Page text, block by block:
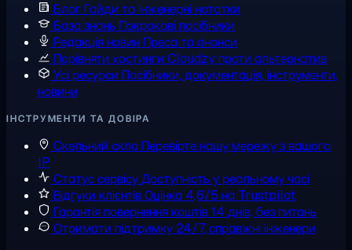
Блог Гайди та інженерні нотатки
База знань Покрокові посібники
Редакція новин Преса та анонси
Порівняти хостинги Cloudzy проти альтернатив
Усі ресурси Посібники, документація, інструменти,
новини
ІНСТРУМЕНТИ ТА ДОВІРА
Скельний скло Перевірте нашу мережу з вашого
IP
Статус сервісуДоступність у реальному часі
Відгуки клієнтівОцінка 4,6/5 на Trustpilot
Гарантія повернення коштів14 днів, без питань
Отримати підтримку 24/7, справжні інженери